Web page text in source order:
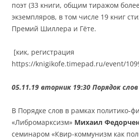
поэт (33 книги, общим тиражом
экземпляров, в том числе 19 книг
Премий Шиллера и Гёте.
[кик, регистрация
https://knigikofe.timepad.ru/event/
05.11.19 вторник 19:30 Порядок
В Порядке слов в рамках политико-
«Либромарксизм» Михаил
семинаром «Квир-коммунизм как